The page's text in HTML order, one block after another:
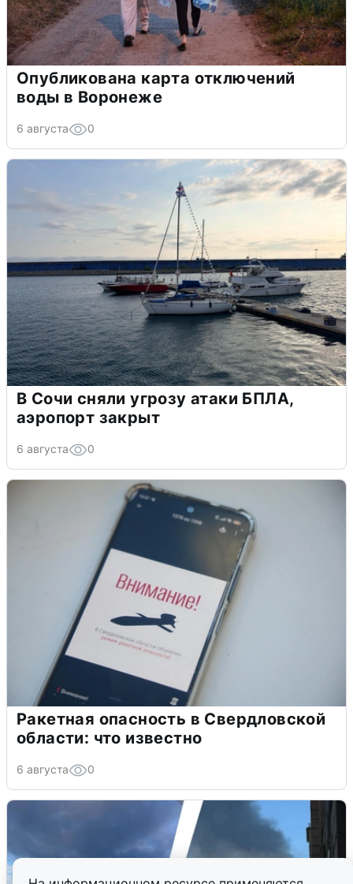
Опубликована карта отключений
воды в Воронеже
6 августа 0
В Сочи сняли угрозу атаки БПЛА,
аэропорт закрыт
6 августа 0
Ракетная опасность в Свердловской
области: что известно
6 августа 0